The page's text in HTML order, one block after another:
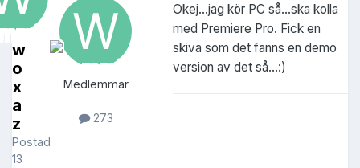
w
o
x
a
z
Postad
13
Medlemmar
273
Okej...jag kör PC så...ska kolla
med Premiere Pro. Fick en
skiva som det fanns en demo
version av det så...:)